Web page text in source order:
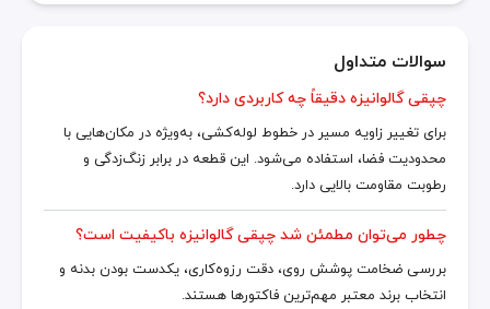
سوالات متداول
چپقی گالوانیزه دقیقاً چه کاربردی دارد؟
برای تغییر زاویه مسیر در خطوط لوله‌کشی، به‌ویژه در مکان‌هایی با
محدودیت فضا، استفاده می‌شود. این قطعه در برابر زنگ‌زدگی و
رطوبت مقاومت بالایی دارد.
چطور می‌توان مطمئن شد چپقی گالوانیزه باکیفیت است؟
بررسی ضخامت پوشش روی، دقت رزوه‌کاری، یکدست بودن بدنه و
انتخاب برند معتبر مهم‌ترین فاکتورها هستند.